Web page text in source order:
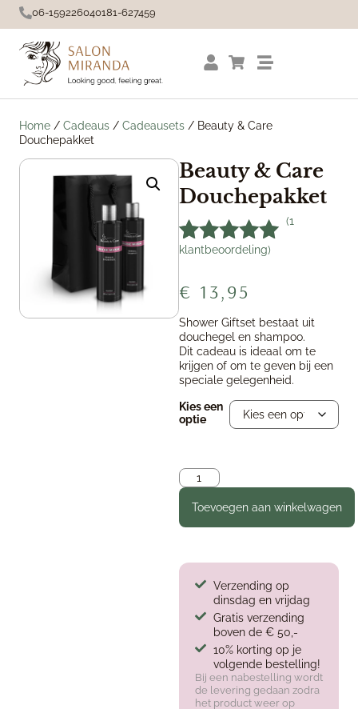
06-159226040181-627459
Home / Cadeaus / Cadeausets / Beauty & Care
Douchepakket
Beauty & Care
Douchepakket
Gewaardeerd
gebaseerd
op
1
klant
waardering
(1
klantbeoordeling)
€ 13,95
Shower Giftset bestaat uit
douchegel en shampoo.
Dit cadeau is ideaal om te
krijgen of om te geven bij een
speciale gelegenheid.
Kies een
optie
Toevoegen aan winkelwagen
Verzending op
dinsdag en vrijdag
Gratis verzending
boven de € 50,-
10% korting op je
volgende bestelling!
Bij een nabestelling wordt
de levering gedaan zodra
het product weer op